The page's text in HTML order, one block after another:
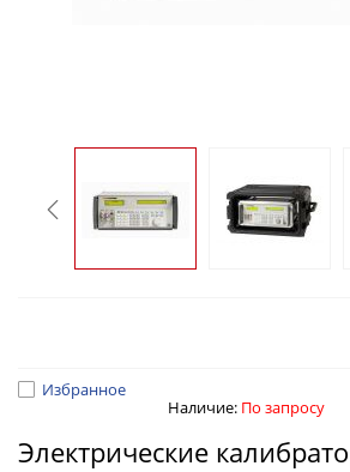
Избранное
Наличие: По запросу
Электрические